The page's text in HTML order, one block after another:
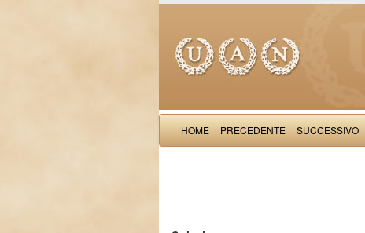
HOME PRECEDENTE SUCCESSIVO